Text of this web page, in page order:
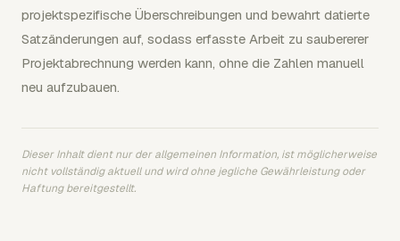
projektspezifische Überschreibungen und bewahrt datierte
Satzänderungen auf, sodass erfasste Arbeit zu saubererer
Projektabrechnung werden kann, ohne die Zahlen manuell
neu aufzubauen.
Dieser Inhalt dient nur der allgemeinen Information, ist möglicherweise
nicht vollständig aktuell und wird ohne jegliche Gewährleistung oder
Haftung bereitgestellt.